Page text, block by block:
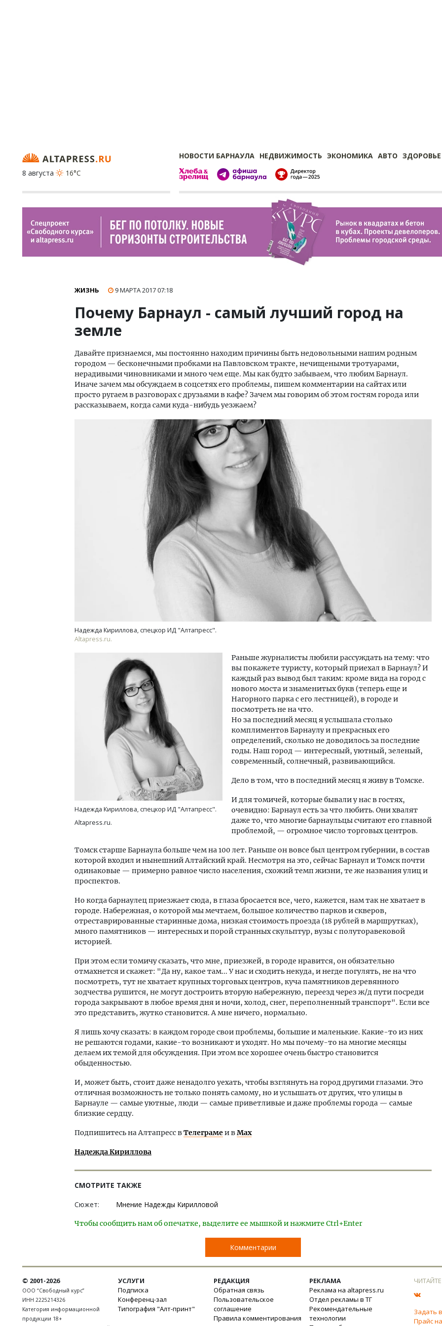
НОВОСТИ БАРНАУЛА НЕДВИЖИМОСТЬ ЭКОНОМИКА АВТО ЗДОРОВЬЕ
8 августа
16°C
ЖИЗНЬ 9 МАРТА 201707:18
Почему Барнаул - самый лучший город на
земле
Давайте признаемся, мы постоянно находим причины быть недовольными нашим родным
городом — бесконечными пробками на Павловском тракте, нечищеными тротуарами,
нерадивыми чиновниками и много чем еще. Мы как будто забываем, что любим Барнаул.
Иначе зачем мы обсуждаем в соцсетях его проблемы, пишем комментарии на сайтах или
просто ругаем в разговорах с друзьями в кафе? Зачем мы говорим об этом гостям города или
рассказываем, когда сами куда-нибудь уезжаем?
Надежда Кириллова, спецкор ИД "Алтапресс".
Altapress.ru.
Надежда Кириллова, спецкор ИД "Алтапресс".
Altapress.ru.
Раньше журналисты любили рассуждать на тему: что
вы покажете туристу, который приехал в Барнаул? И
каждый раз вывод был таким: кроме вида на город с
нового моста и знаменитых букв (теперь еще и
Нагорного парка с его лестницей), в городе и
посмотреть не на что.
Но за последний месяц я услышала столько
комплиментов Барнаулу и прекрасных его
определений, сколько не доводилось за последние
годы. Наш город — интересный, уютный, зеленый,
современный, солнечный, развивающийся.
Дело в том, что в последний месяц я живу в Томске.
И для томичей, которые бывали у нас в гостях,
очевидно: Барнаул есть за что любить. Они хвалят
даже то, что многие барнаульцы считают его главной
проблемой, — огромное число торговых центров.
Томск старше Барнаула больше чем на 100 лет. Раньше он вовсе был центром губернии, в состав
которой входил и нынешний Алтайский край. Несмотря на это, сейчас Барнаул и Томск почти
одинаковые — примерно равное число населения, схожий темп жизни, те же названия улиц и
проспектов.
Но когда барнаулец приезжает сюда, в глаза бросается все, чего, кажется, нам так не хватает в
городе. Набережная, о которой мы мечтаем, большое количество парков и скверов,
отреставрированные старинные дома, низкая стоимость проезда (18 рублей в маршрутках),
много памятников — интересных и порой странных скульптур, вузы с полуторавековой
историей.
При этом если томичу сказать, что мне, приезжей, в городе нравится, он обязательно
отмахнется и скажет: "Да ну, какое там... У нас и сходить некуда, и негде погулять, не на что
посмотреть, тут не хватает крупных торговых центров, куча памятников деревянного
зодчества рушится, не могут достроить вторую набережную, переезд через ж/д пути посреди
города закрывают в любое время дня и ночи, холод, снег, переполненный транспорт". Если все
это представить, жутко становится. А мне ничего, нормально.
Я лишь хочу сказать: в каждом городе свои проблемы, большие и маленькие. Какие-то из них
не решаются годами, какие-то возникают и уходят. Но мы почему-то на многие месяцы
делаем их темой для обсуждения. При этом все хорошее очень быстро становится
обыденностью.
И, может быть, стоит даже ненадолго уехать, чтобы взглянуть на город другими глазами. Это
отличная возможность не только понять самому, но и услышать от других, что улицы в
Барнауле — самые уютные, люди — самые приветливые и даже проблемы города — самые
близкие сердцу.
Подпишитесь на Алтапресс вТелеграмеи вMax
Надежда Кириллова
СМОТРИТЕ ТАКЖЕ
Сюжет: Мнение Надежды Кирилловой
Чтобы сообщить нам об опечатке, выделите ее мышкой и нажмите Ctrl+Enter
Комментарии
Архитектурный код начинается с
земли. Мощение крупноформатными
плитами становится новым
стандартом благоустройства
СТРОИТЕЛЬСТВО
© 2001-2026
ООО “Свободный курс”
ИНН 2225214326
Категория информационной
продукции 18+
УСЛУГИ
Подписка
Конференц-зал
Типография "Алт-принт"
РЕДАКЦИЯ
Обратная связь
Пользовательское
соглашение
Правила комментирования
РЕКЛАМА
Реклама на altapress.ru
Отдел рекламы в ТГ
Рекомендательные
технологии
Задать
Прайс